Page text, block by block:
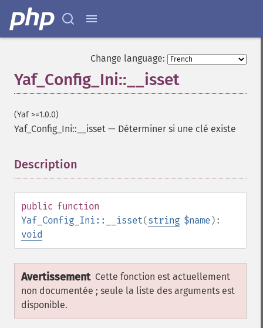
Change language:
Yaf_Config_Ini::__isset
(Yaf >=1.0.0)
Yaf_Config_Ini::__isset — Déterminer si une clé existe
Description
public function
Yaf_Config_Ini::__isset(string $name):
void
Avertissement Cette fonction est actuellement
non documentée ; seule la liste des arguments est
disponible.